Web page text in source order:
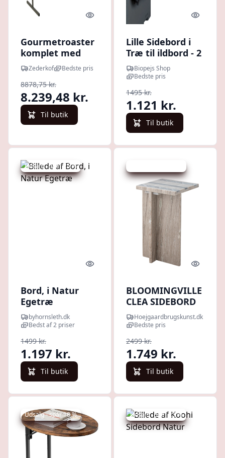
Quick look
Gourmetroaster
komplet med
sidebord
Zederkof Bedste pris
8878,75 kr.
8.239,48 kr.
Til butik
Quick
Lille Sidebord i
Træ til ildbord - 2
stkBiopejs Shop
Bedste pris
1495 kr.
1.121 kr.
Til butik
Udsalg - spar 25 %
Quick look
Bord, i Natur
Egetræ
byhornsleth.dk
Bedst af 2 priser
1499 kr.
1.197 kr.
Til butik
Quick
BLOOMINGVILLE
CLEA SIDEBORD
BRUN MARMOR -
35,5
Hoejgaardbrugskunst.dk
Bedste pris
2499 kr.
1.749 kr.
Til butik
Udsalg - spar 18 % Udsalg - spar 25 %